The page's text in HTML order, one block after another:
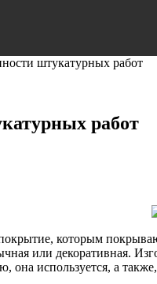
штукатурных работ
работ
которым
или декоративная.
она используется, а